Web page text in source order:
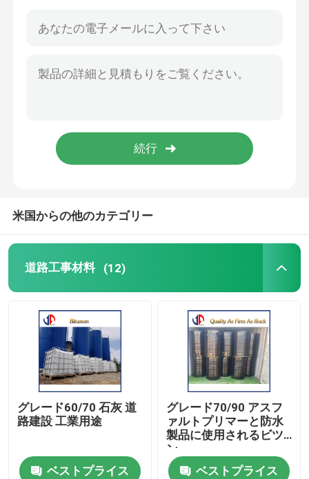
トラック&特殊車両
ほか
振動式氷断機
米国からの他のカテゴリー
道路工事材料 (12)
グレード60/70 石灰 道
路建設 工業用途
ベストプライス
グレード70/90 アスフ
ァルトプリマーと防水
製品に使用されるビツ
ン
ベストプライス